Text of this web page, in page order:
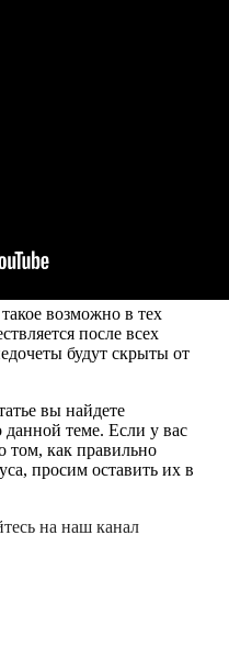
возможно в тех
после всех
будут скрыты от
вы найдете
теме. Если у вас
том, как правильно
просим оставить их в
на наш канал